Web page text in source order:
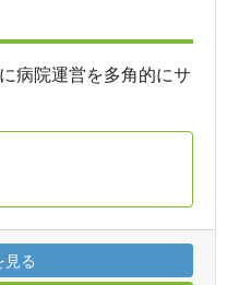
病院運営を多角的にサ
見る